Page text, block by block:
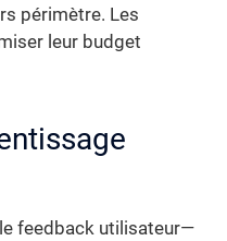
périmètre. Les
leur budget
feedback utilisateur—